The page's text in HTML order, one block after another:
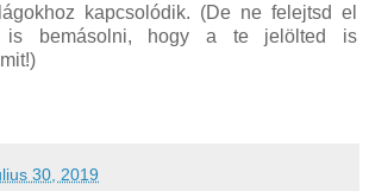
kapcsolódik. (De ne felejtsd el
is bemásolni, hogy a te jelölted is
30, 2019